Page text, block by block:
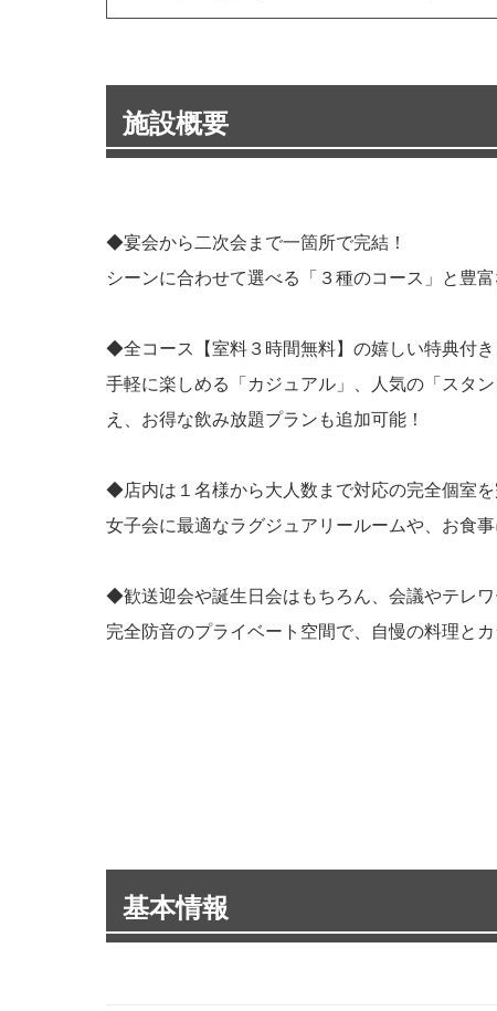
施設概要
◆宴会から二次会まで一箇所で完結！
シーンに合わせて選べる「３種のコース」と豊
◆全コース【室料３時間無料】の嬉しい特典付き
手軽に楽しめる「カジュアル」、人気の「スタ
え、お得な飲み放題プランも追加可能！
◆店内は１名様から大人数まで対応の完全個室を
女子会に最適なラグジュアリールームや、お食
◆歓送迎会や誕生日会はもちろん、会議やテレ
完全防音のプライベート空間で、自慢の料理と
基本情報